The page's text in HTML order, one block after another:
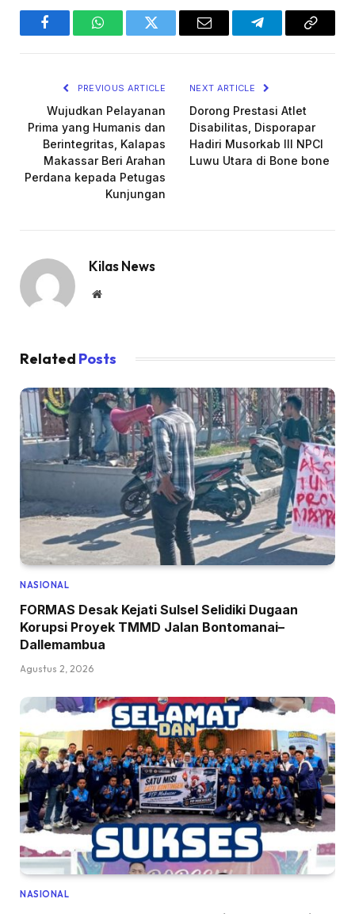
FacebookWhatsAppTwitter Email TelegramCopy
PREVIOUS ARTICLE
Wujudkan Pelayanan
Prima yang Humanis dan
Berintegritas, Kalapas
Makassar Beri Arahan
Perdana kepada Petugas
Kunjungan
NEXT ARTICLE
Dorong Prestasi Atlet
Disabilitas, Disporapar
Hadiri Musorkab III NPCI
Luwu Utara di Bone bone
Kilas News
Website
Related Posts
NASIONAL
FORMAS Desak Kejati Sulsel Selidiki Dugaan
Korupsi Proyek TMMD Jalan Bontomanai–
Dallemambua
Agustus 2, 2026
NASIONAL